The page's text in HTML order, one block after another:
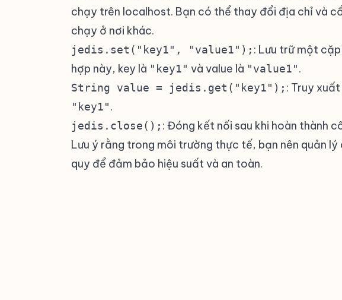
chạy trên localhost. Bạn có thể thay đổi địa chỉ và
chạy ở nơi khác.
jedis.set("key1", "value1"); : Lưu trữ một
hợp này, key là "key1" và value là "value1".
String value = jedis.get("key1"); : Truy
"key1".
jedis.close(); : Đóng kết nối sau khi hoàn thành
Lưu ý rằng trong môi trường thực tế, bạn nên quản
quy để đảm bảo hiệu suất và an toàn.